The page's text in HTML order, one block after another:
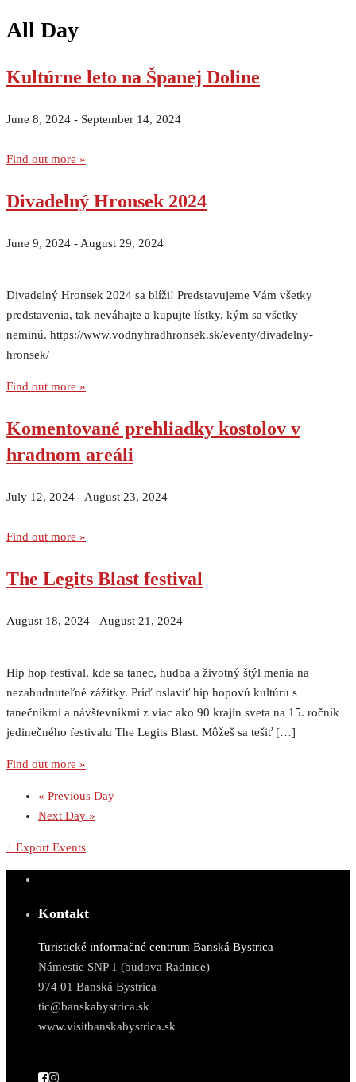
All Day
Kultúrne leto na Španej Doline
June 8, 2024 - September 14, 2024
Find out more »
Divadelný Hronsek 2024
June 9, 2024 -August 29, 2024
Divadelný Hronsek 2024 sa blíži! Predstavujeme Vám všetky
predstavenia, tak neváhajte a kupujte lístky, kým sa všetky
neminú. https://www.vodnyhradhronsek.sk/eventy/divadelny-
hronsek/
Find out more »
Komentované prehliadky kostolov v
hradnom areáli
July 12, 2024 -August 23, 2024
Find out more »
The Legits Blast festival
August 18, 2024 -August 21, 2024
Hip hop festival, kde sa tanec, hudba a životný štýl menia na
nezabudnuteľné zážitky. Príď oslaviť hip hopovú kultúru s
tanečníkmi a návštevníkmi z viac ako 90 krajín sveta na 15. ročník
jedinečného festivalu The Legits Blast. Môžeš sa tešiť […]
Find out more »
« Previous Day
Next Day »
+ Export Events
Kontakt
Turistické informačné centrum Banská Bystrica
Námestie SNP 1 (budova Radnice)
974 01 Banská Bystrica
tic@banskabystrica.sk
www.visitbanskabystrica.sk